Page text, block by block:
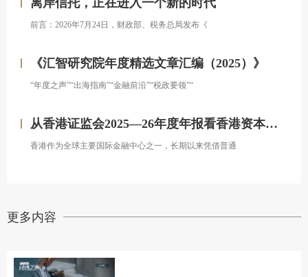
前言：2026年7月24日，财政部、税务总局发布《
《汇智研究院年度精选文章汇编（2025）》
“年度之声”“出海指南”“金融前沿”“税政要领”“
从香港证监会2025—26年度年报看香港资本市场发展的新方向
香港作为全球主要国际金融中心之一，长期以来凭借普通
更多内容